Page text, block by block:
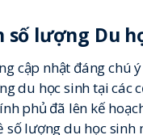
số lượng Du
cập nhật đáng chú
du học sinh tại các
phủ đã lên kế
số lượng du học sinh